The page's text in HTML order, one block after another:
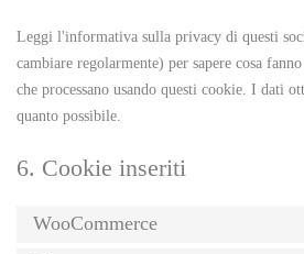
Leggi l'informativa sulla privacy di questi
cambiare regolarmente) per sapere cosa
che processano usando questi cookie. I dati
quanto possibile.
6. Cookie inseriti
WooCommerce